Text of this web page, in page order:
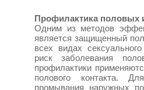
Профилактика половых
Одним из методов
является защищенный
всех видах
риск заболевания
профилактики
полового контакта.
промывания наружных